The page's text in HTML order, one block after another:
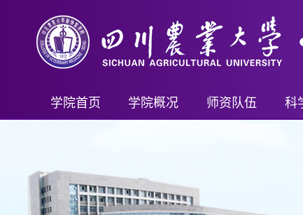
学院首页 学院概况
机构设置
师资队伍 科